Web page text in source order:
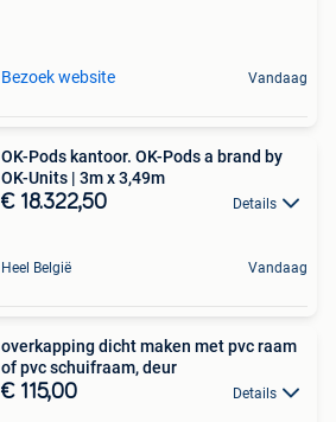
Bezoek website Vandaag
OK-Pods kantoor. OK-Pods a brand by
OK-Units | 3m x 3,49m
€ 18.322,50 Details
Heel België Vandaag
overkapping dicht maken met pvc raam
of pvc schuifraam, deur
€ 115,00 Details